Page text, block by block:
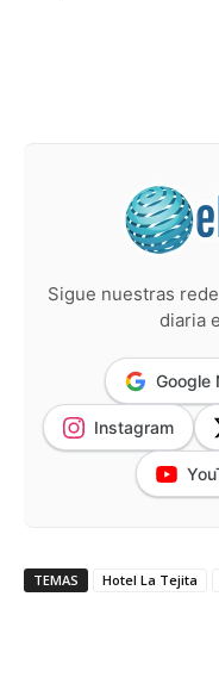
Sigue nuestras
diaria
Google
Instagram
TEMAS Hotel La Tejita